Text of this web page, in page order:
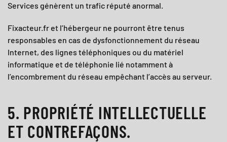
Services génèrent un trafic réputé anormal.
Fixacteur.fr et l’hébergeur ne pourront être tenus
responsables en cas de dysfonctionnement du réseau
Internet, des lignes téléphoniques ou du matériel
informatique et de téléphonie lié notamment à
l’encombrement du réseau empêchant l’accès au serveur.
5. PROPRIÉTÉ INTELLECTUELLE
ET CONTREFAÇONS.